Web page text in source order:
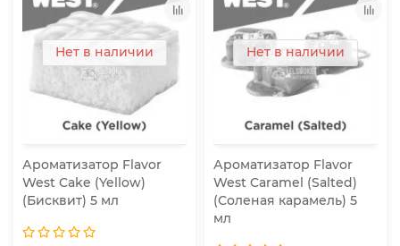
Нет в наличии
Ароматизатор Flavor
West Cake (Yellow)
(Бисквит) 5 мл
Нет в наличии
Ароматизатор Flavor
West Caramel (Salted)
(Соленая карамель) 5
мл